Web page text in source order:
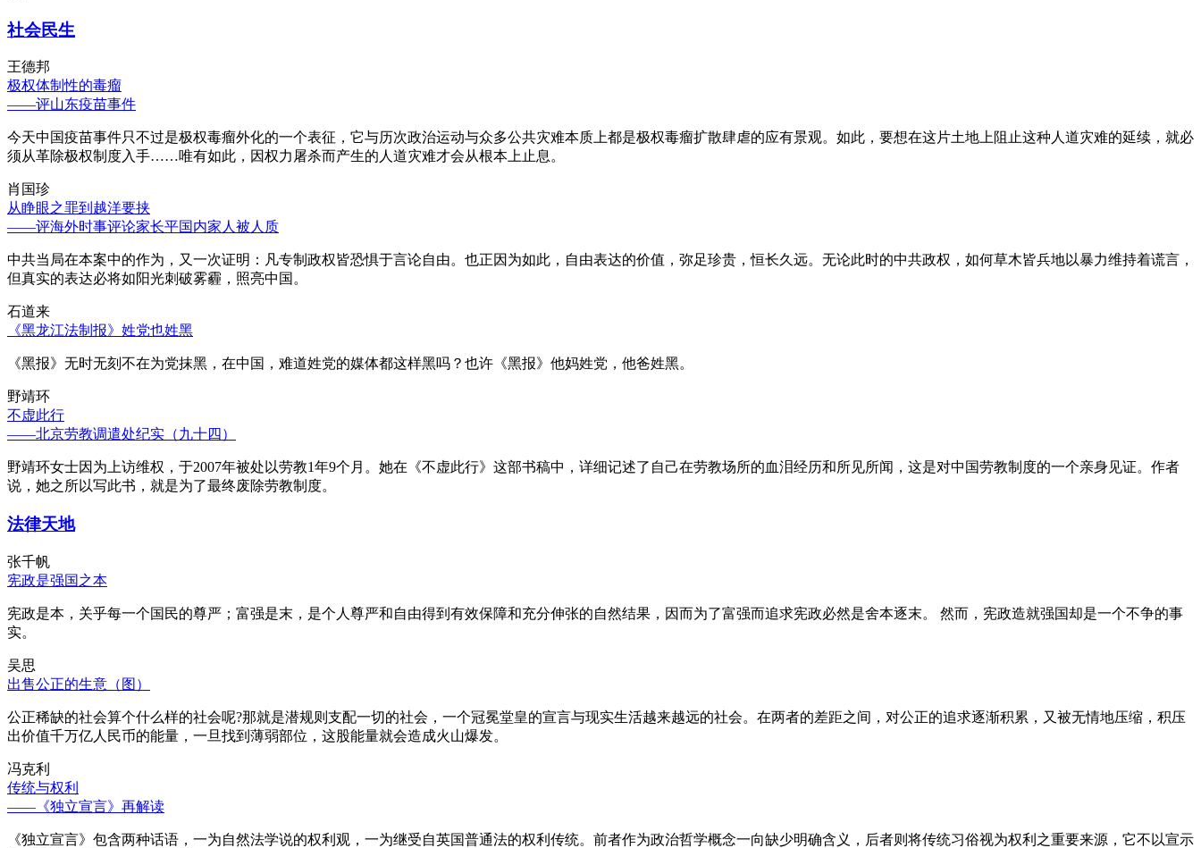
社会民生
王德邦
极权体制性的毒瘤
——评山东疫苗事件
今天中国疫苗事件只不过是极权毒瘤外化的一个表征，它与历次政治运动与众多公共灾难本质上都是极权毒瘤扩散肆虐的应有景观。如此，要想在这片土地上阻止这种人道灾难的延续，就必
须从革除极权制度入手……唯有如此，因权力屠杀而产生的人道灾难才会从根本上止息。
肖国珍
从睁眼之罪到越洋要挟
——评海外时事评论家长平国内家人被人质
中共当局在本案中的作为，又一次证明：凡专制政权皆恐惧于言论自由。也正因为如此，自由表达的价值，弥足珍贵，恒长久远。无论此时的中共政权，如何草木皆兵地以暴力维持着谎言，
但真实的表达必将如阳光刺破雾霾，照亮中国。
石道来
《黑龙江法制报》姓党也姓黑
《黑报》无时无刻不在为党抹黑，在中国，难道姓党的媒体都这样黑吗？也许《黑报》他妈姓党，他爸姓黑。
野靖环
不虚此行
——北京劳教调遣处纪实（九十四）
野靖环女士因为上访维权，于2007年被处以劳教1年9个月。她在《不虚此行》这部书稿中，详细记述了自己在劳教场所的血泪经历和所见所闻，这是对中国劳教制度的一个亲身见证。作者
说，她之所以写此书，就是为了最终废除劳教制度。
法律天地
张千帆
宪政是强国之本
宪政是本，关乎每一个国民的尊严；富强是末，是个人尊严和自由得到有效保障和充分伸张的自然结果，因而为了富强而追求宪政必然是舍本逐末。 然而，宪政造就强国却是一个不争的事
实。
吴思
出售公正的生意（图）
公正稀缺的社会算个什么样的社会呢?那就是潜规则支配一切的社会，一个冠冕堂皇的宣言与现实生活越来越远的社会。在两者的差距之间，对公正的追求逐渐积累，又被无情地压缩，积压
出价值千万亿人民币的能量，一旦找到薄弱部位，这股能量就会造成火山爆发。
冯克利
传统与权利
——《独立宣言》再解读
《独立宣言》包含两种话语，一为自然法学说的权利观，一为继受自英国普通法的权利传统。前者作为政治哲学概念一向缺少明确含义，后者则将传统习俗视为权利之重要来源，它不以宣示